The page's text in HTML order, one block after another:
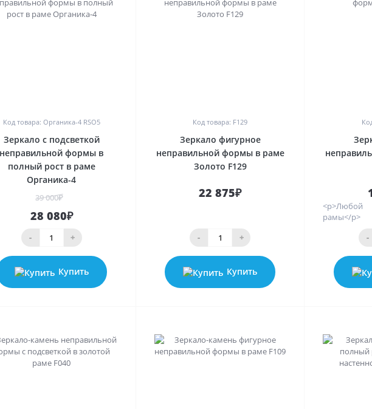
Код товара: Органика-4 RSO5
Зеркало с подсветкой
неправильной формы в
полный рост в раме
Органика-4
39 000₽
28 080₽
- +
Купить
Код товара: F129
Зеркало фигурное
неправильной формы в раме
Золото F129
22 875₽
- +
Купить
рамы</p>
-